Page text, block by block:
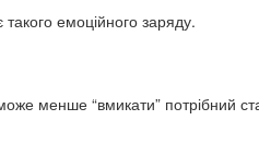
емоційного заряду.
менше “вмикати” потрібний